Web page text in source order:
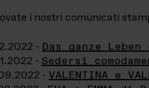
i nostri comunicati
- Das ganze
- Sedersi
- VALENTINA e